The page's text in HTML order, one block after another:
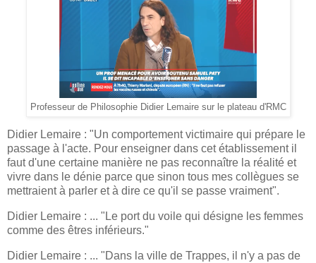
Professeur de Philosophie Didier Lemaire sur le plateau d'RMC
Didier Lemaire : "Un comportement victimaire qui prépare le
passage à l'acte. Pour enseigner dans cet établissement il
faut d'une certaine manière ne pas reconnaître la réalité et
vivre dans le dénie parce que sinon tous mes collègues se
mettraient à parler et à dire ce qu'il se passe vraiment".
Didier Lemaire : ... "Le port du voile qui désigne les femmes
comme des êtres inférieurs."
Didier Lemaire : ... "Dans la ville de Trappes, il n'y a pas de